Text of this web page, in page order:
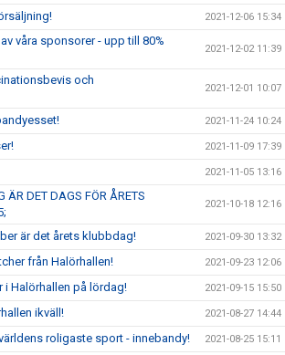
2021-12-06 15:34
våra sponsorer - upp till 80%
2021-12-02 11:39
och
2021-12-01 10:07
2021-11-24 10:24
2021-11-09 17:39
2021-11-05 13:16
ÄR DET DAGS FÖR ÅRETS
2021-10-18 12:16
är det årets klubbdag! 2021-09-30 13:32
från Halörhallen! 2021-09-23 12:06
i Halörhallen på lördag! 2021-09-15 15:50
ikväll! 2021-08-27 14:44
roligaste sport - innebandy! 2021-08-25 15:11